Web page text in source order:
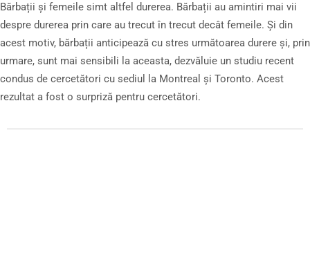
Bărbații și femeile simt altfel durerea. Bărbații au amintiri mai vii
despre durerea prin care au trecut în trecut decât femeile. Și din
acest motiv, bărbații anticipează cu stres următoarea durere și, prin
urmare, sunt mai sensibili la aceasta, dezvăluie un studiu recent
condus de cercetători cu sediul la Montreal și Toronto. Acest
rezultat a fost o surpriză pentru cercetători.